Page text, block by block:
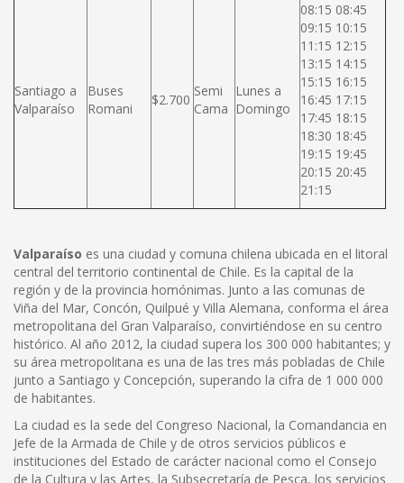
Santiago a
Valparaíso
Buses
Romani
$2.700
Semi
Cama
Lunes a
Domingo
08:15 08:45
09:15 10:15
11:15 12:15
13:15 14:15
15:15 16:15
16:45 17:15
17:45 18:15
18:30 18:45
19:15 19:45
20:15 20:45
21:15
Valparaíso es una ciudad y comuna chilena ubicada en el litoral
central del territorio continental de Chile. Es la capital de la
región y de la provincia homónimas. Junto a las comunas de
Viña del Mar, Concón, Quilpué y Villa Alemana, conforma el área
metropolitana del Gran Valparaíso, convirtiéndose en su centro
histórico. Al año 2012, la ciudad supera los 300 000 habitantes; y
su área metropolitana es una de las tres más pobladas de Chile
junto a Santiago y Concepción, superando la cifra de 1 000 000
de habitantes.
La ciudad es la sede del Congreso Nacional, la Comandancia en
Jefe de la Armada de Chile y de otros servicios públicos e
instituciones del Estado de carácter nacional como el Consejo
de la Cultura y las Artes, la Subsecretaría de Pesca, los servicios